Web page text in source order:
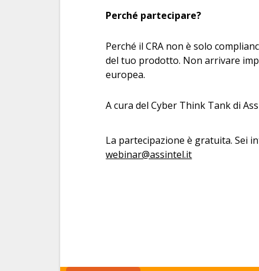
Perché partecipare?
Perché il CRA non è solo
del tuo prodotto. Non arrivare
europea.
A cura del Cyber Think Tank di
La partecipazione è gratuita. Sei
webinar@assintel.it